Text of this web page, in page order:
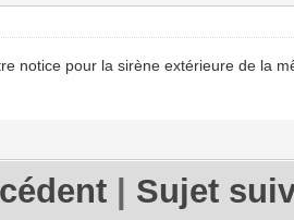
notice pour la sirène extérieure de la
Sujet